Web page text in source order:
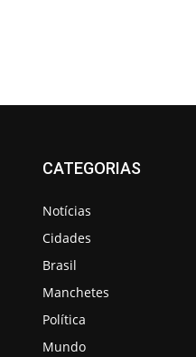
CATEGORIAS
Notícias
Cidades
Brasil
Manchetes
Política
Mundo